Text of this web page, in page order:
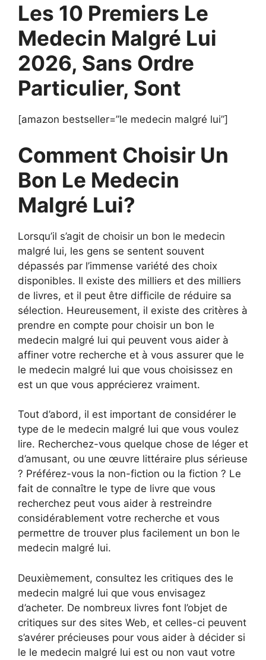
Les 10 Premiers Le
Medecin Malgré Lui
2026, Sans Ordre
Particulier, Sont
[amazon bestseller=”le medecin malgré lui”]
Comment Choisir Un
Bon Le Medecin
Malgré Lui?
Lorsqu’il s’agit de choisir un bon le medecin
malgré lui, les gens se sentent souvent
dépassés par l’immense variété des choix
disponibles. Il existe des milliers et des milliers
de livres, et il peut être difficile de réduire sa
sélection. Heureusement, il existe des critères à
prendre en compte pour choisir un bon le
medecin malgré lui qui peuvent vous aider à
affiner votre recherche et à vous assurer que le
le medecin malgré lui que vous choisissez en
est un que vous apprécierez vraiment.
Tout d’abord, il est important de considérer le
type de le medecin malgré lui que vous voulez
lire. Recherchez-vous quelque chose de léger et
d’amusant, ou une œuvre littéraire plus sérieuse
? Préférez-vous la non-fiction ou la fiction ? Le
fait de connaître le type de livre que vous
recherchez peut vous aider à restreindre
considérablement votre recherche et vous
permettre de trouver plus facilement un bon le
medecin malgré lui.
Deuxièmement, consultez les critiques des le
medecin malgré lui que vous envisagez
d’acheter. De nombreux livres font l’objet de
critiques sur des sites Web, et celles-ci peuvent
s’avérer précieuses pour vous aider à décider si
le le medecin malgré lui est ou non vaut votre